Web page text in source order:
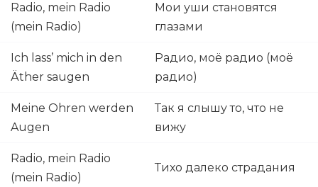
Radio, mein Radio
(mein Radio)
Мои уши становятся
глазами
Ich lass’ mich in den
Äther saugen
Радио, моё радио (моё
радио)
Meine Ohren werden
Augen
Так я слышу то, что не
вижу
Radio, mein Radio
(mein Radio)
Тихо далеко страдания